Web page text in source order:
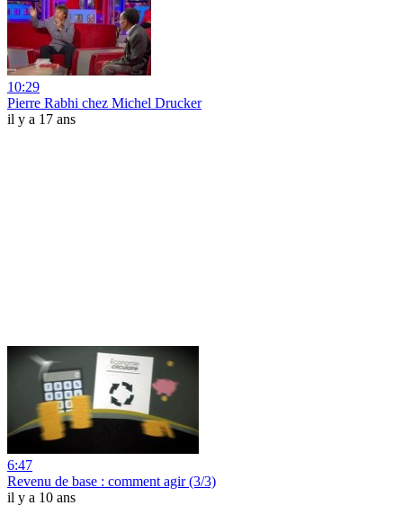
10:29
Pierre Rabhi chez Michel Drucker
il y a 17 ans
6:47
Revenu de base : comment agir (3/3)
il y a 10 ans